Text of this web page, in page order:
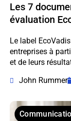
Les 7
évaluation
Le label
entreprises à
et de leurs
John Rummer